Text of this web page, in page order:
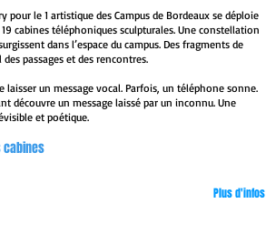
pour le 1 artistique des Campus de Bordeaux se déploie
cabines téléphoniques sculpturales. Une constellation
dans l’espace du campus. Des fragments de
passages et des rencontres.
laisser un message vocal. Parfois, un téléphone sonne.
découvre un message laissé par un inconnu. Une
et poétique.
Plus d'infos